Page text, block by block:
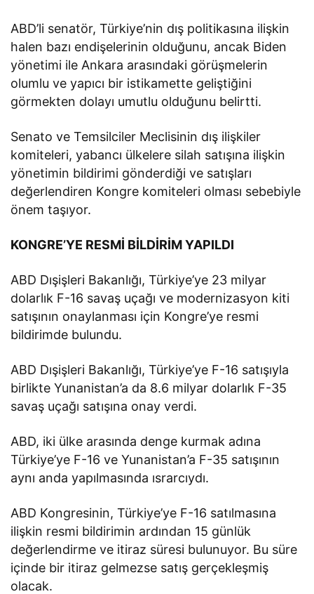
ABD’li senatör, Türkiye’nin dış politikasına ilişkin
halen bazı endişelerinin olduğunu, ancak Biden
yönetimi ile Ankara arasındaki görüşmelerin
olumlu ve yapıcı bir istikamette geliştiğini
görmekten dolayı umutlu olduğunu belirtti.
Senato ve Temsilciler Meclisinin dış ilişkiler
komiteleri, yabancı ülkelere silah satışına ilişkin
yönetimin bildirimi gönderdiği ve satışları
değerlendiren Kongre komiteleri olması sebebiyle
önem taşıyor.
KONGRE’YE RESMİ BİLDİRİM YAPILDI
ABD Dışişleri Bakanlığı, Türkiye’ye 23 milyar
dolarlık F-16 savaş uçağı ve modernizasyon kiti
satışının onaylanması için Kongre’ye resmi
bildirimde bulundu.
ABD Dışişleri Bakanlığı, Türkiye’ye F-16 satışıyla
birlikte Yunanistan’a da 8.6 milyar dolarlık F-35
savaş uçağı satışına onay verdi.
ABD, iki ülke arasında denge kurmak adına
Türkiye’ye F-16 ve Yunanistan’a F-35 satışının
aynı anda yapılmasında ısrarcıydı.
ABD Kongresinin, Türkiye’ye F-16 satılmasına
ilişkin resmi bildirimin ardından 15 günlük
değerlendirme ve itiraz süresi bulunuyor. Bu süre
içinde bir itiraz gelmezse satış gerçekleşmiş
olacak.